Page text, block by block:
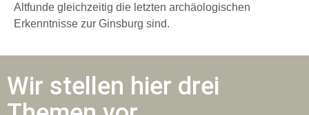
Altfunde gleichzeitig die letzten archäologischen
Erkenntnisse zur Ginsburg sind.
Wir stellen hier drei